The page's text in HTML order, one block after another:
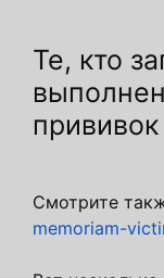
Те, кто
Смотрите
memoriam-